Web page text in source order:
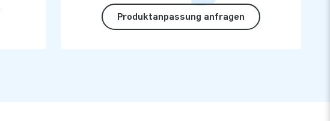
Produktanpassung anfragen